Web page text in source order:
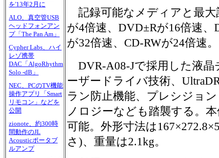
を'13年2月に
ALO、真空管USB
ヘッドフォンアン
プ「The Pan Am」
Cypher Labs、ハイ
レゾ携帯
DAC「AlgoRhythm
Solo -dB」
NEC、PCのTV機能
操作アプリ「Smart
リモコン」などを
公開
zionote、約300時
間動作のJL
Acousticポータブ
ルアンプ
記録可能なメディアと最大
が4倍速、DVD±Rが16倍速、
が32倍速、CD-RWが24倍速。
DVR-A08-Jで採用した液晶
ーザードライバ技術、
ラン防止機能、プレシジョ
ノロジーなども踏襲する。
可能。外形寸法は
さ)、重量は2.1kg。